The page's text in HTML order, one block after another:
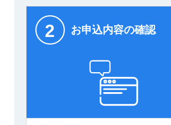
2 お申込内容の確認